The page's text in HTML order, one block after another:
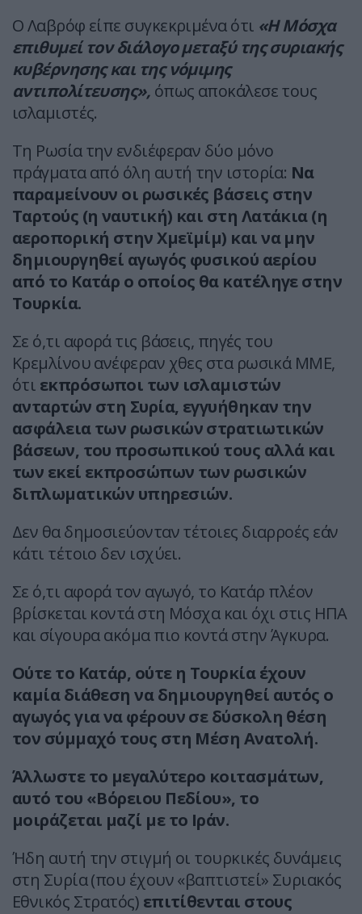
Ο Λαβρόφ είπε συγκεκριμένα ότι «Η Μόσχα
επιθυμεί τον διάλογο μεταξύ της συριακής
κυβέρνησης και της νόμιμης
αντιπολίτευσης», όπως αποκάλεσε τους
ισλαμιστές.
Τη Ρωσία την ενδιέφεραν δύο μόνο
πράγματα από όλη αυτή την ιστορία: Να
παραμείνουν οι ρωσικές βάσεις στην
Ταρτούς (η ναυτική) και στη Λατάκια (η
αεροπορική στην Χμεϊμίμ) και να μην
δημιουργηθεί αγωγός φυσικού αερίου
από το Κατάρ ο οποίος θα κατέληγε στην
Τουρκία.
Σε ό,τι αφορά τις βάσεις, πηγές του
Κρεμλίνου ανέφεραν χθες στα ρωσικά ΜΜΕ,
ότι εκπρόσωποι των ισλαμιστών
ανταρτών στη Συρία, εγγυήθηκαν την
ασφάλεια των ρωσικών στρατιωτικών
βάσεων, του προσωπικού τους αλλά και
των εκεί εκπροσώπων των ρωσικών
διπλωματικών υπηρεσιών.
Δεν θα δημοσιεύονταν τέτοιες διαρροές εάν
κάτι τέτοιο δεν ισχύει.
Σε ό,τι αφορά τον αγωγό, το Κατάρ πλέον
βρίσκεται κοντά στη Μόσχα και όχι στις ΗΠΑ
και σίγουρα ακόμα πιο κοντά στην Άγκυρα.
Ούτε το Κατάρ, ούτε η Τουρκία έχουν
καμία διάθεση να δημιουργηθεί αυτός ο
αγωγός για να φέρουν σε δύσκολη θέση
τον σύμμαχό τους στη Μέση Ανατολή.
Άλλωστε το μεγαλύτερο κοιτασμάτων,
αυτό του «Βόρειου Πεδίου», το
μοιράζεται μαζί με το Ιράν.
Ήδη αυτή την στιγμή οι τουρκικές δυνάμεις
στη Συρία (που έχουν «βαπτιστεί» Συριακός
Εθνικός Στρατός) επιτίθενται στους